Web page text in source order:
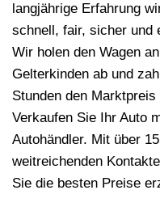
langjährige Erfahrung
schnell, fair, sicher und
Wir holen den Wagen
Gelterkinden ab und
Stunden den Marktpreis
Verkaufen Sie Ihr Auto
Autohändler. Mit über
weitreichenden
Sie die besten Preise